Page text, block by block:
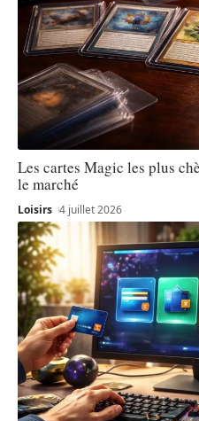
Les cartes Magic les plus
le marché
Loisirs 4 juillet 2026